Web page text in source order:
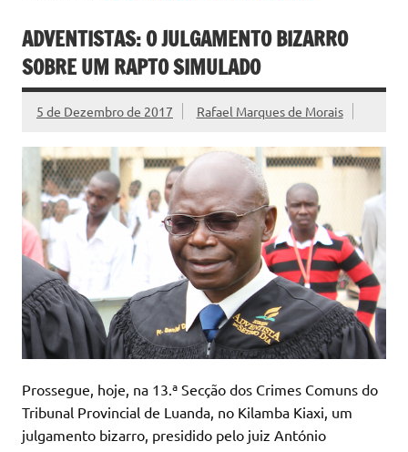
ADVENTISTAS: O JULGAMENTO BIZARRO
SOBRE UM RAPTO SIMULADO
5 de Dezembro de 2017 Rafael Marques de Morais
Prossegue, hoje, na 13.ª Secção dos Crimes Comuns do
Tribunal Provincial de Luanda, no Kilamba Kiaxi, um
julgamento bizarro, presidido pelo juiz António